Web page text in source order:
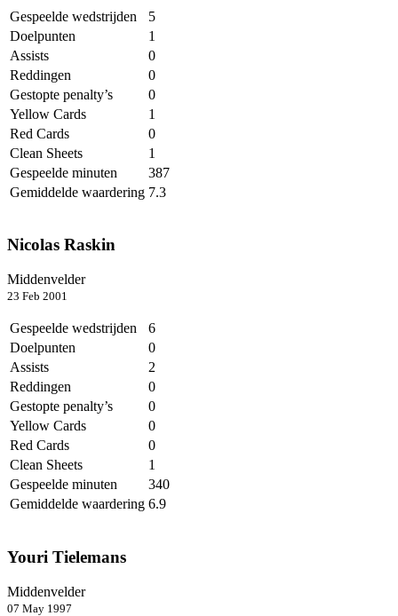
Gespeelde wedstrijden
5
Doelpunten
1
Assists
0
Reddingen
0
Gestopte penalty’s
0
Yellow Cards
1
Red Cards
0
Clean Sheets
1
Gespeelde minuten
387
Gemiddelde waardering 7.3
Nicolas Raskin
Middenvelder
23 Feb 2001
Gespeelde wedstrijden
6
Doelpunten
0
Assists
2
Reddingen
0
Gestopte penalty’s
0
Yellow Cards
0
Red Cards
0
Clean Sheets
1
Gespeelde minuten
340
Gemiddelde waardering 6.9
Youri Tielemans
Middenvelder
07 May 1997